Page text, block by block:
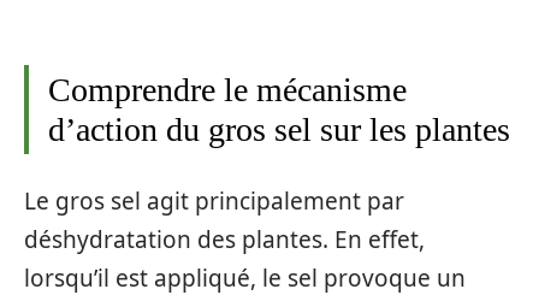
Comprendre le mécanisme
d’action du gros sel sur les plantes
Le gros sel agit principalement par
déshydratation des plantes. En effet,
lorsqu’il est appliqué, le sel provoque un